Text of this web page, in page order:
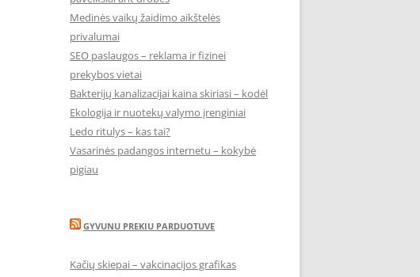
Medinės vaikų žaidimo aikštelės
privalumai
SEO paslaugos – reklama ir fizinei
prekybos vietai
Bakterijų kanalizacijai kaina skiriasi – kodėl
Ekologija ir nuotekų valymo įrenginiai
Ledo ritulys – kas tai?
Vasarinės padangos internetu – kokybė
pigiau
GYVUNU PREKIU PARDUOTUVE
Kačių skiepai – vakcinacijos grafikas